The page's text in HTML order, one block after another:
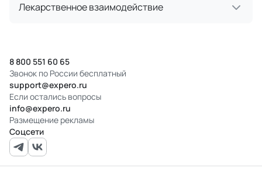
Лекарственное взаимодействие
8 800 551 60 65
Звонок по России бесплатный
support@expero.ru
Если остались вопросы
info@expero.ru
Размещение рекламы
Соцсети